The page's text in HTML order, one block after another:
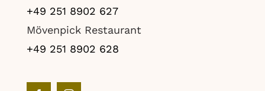
+49 251 8902 627
Mövenpick Restaurant
+49 251 8902 628